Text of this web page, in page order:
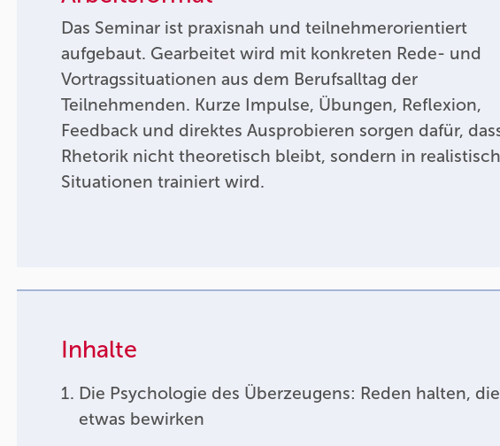
Das Seminar ist praxisnah und teilnehmerorientiert
aufgebaut. Gearbeitet wird mit konkreten Rede- und
Vortragssituationen aus dem Berufsalltag der
Teilnehmenden. Kurze Impulse, Übungen, Reflexion,
Feedback und direktes Ausprobieren sorgen dafür,
Rhetorik nicht theoretisch bleibt, sondern in
Situationen trainiert wird.
Inhalte
Die Psychologie des Überzeugens: Reden halten, die
etwas bewirken